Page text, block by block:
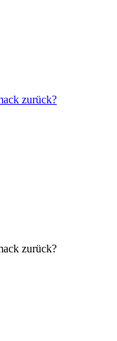
zurück?
zurück?